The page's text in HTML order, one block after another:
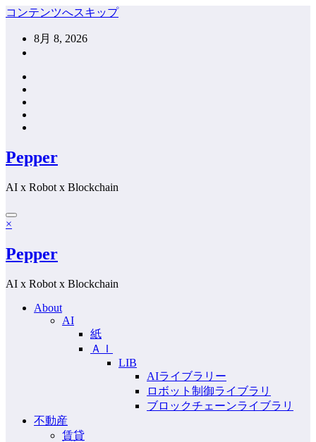
コンテンツへスキップ
8月 8, 2026
Pepper
AI x Robot x Blockchain
×
Pepper
AI x Robot x Blockchain
About
AI
紙
ＡＩ
LIB
AIライブラリー
ロボット制御ライブラリ
ブロックチェーンライブラリ
不動産
賃貸